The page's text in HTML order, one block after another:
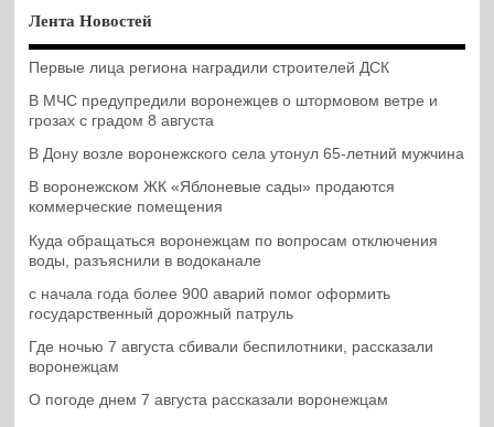
Лента Новостей
Первые лица региона наградили строителей ДСК
В МЧС предупредили воронежцев о штормовом ветре и
грозах с градом 8 августа
В Дону возле воронежского села утонул 65-летний мужчина
В воронежском ЖК «Яблоневые сады» продаются
коммерческие помещения
Куда обращаться воронежцам по вопросам отключения
воды, разъяснили в водоканале
с начала года более 900 аварий помог оформить
государственный дорожный патруль
Где ночью 7 августа сбивали беспилотники, рассказали
воронежцам
О погоде днем 7 августа рассказали воронежцам